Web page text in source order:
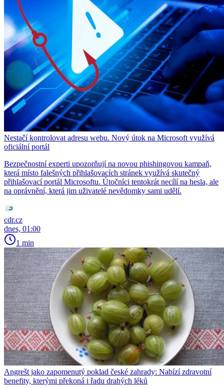
Nestačí kontrolovat adresu webu. Nový útok na Microsoft využívá
oficiální portál
Bezpečnostní experti upozorňují na novou phishingovou kampaň,
která místo falešných přihlašovacích stránek využívá skutečný
přihlašovací portál Microsoftu. Útočníci tentokrát necílí na hesla, ale
na oprávnění, která jim uživatelé nevědomky sami udělí.
cdr.cz
dnes, 01:00
1 min
Angrešt jako zapomenutý poklad české zahrady: Nabízí zdravotní
benefity, kterými překoná i řadu drahých léků